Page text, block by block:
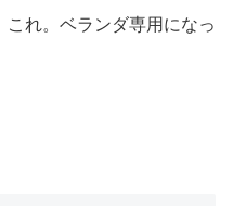
これ。ベランダ専用になっ